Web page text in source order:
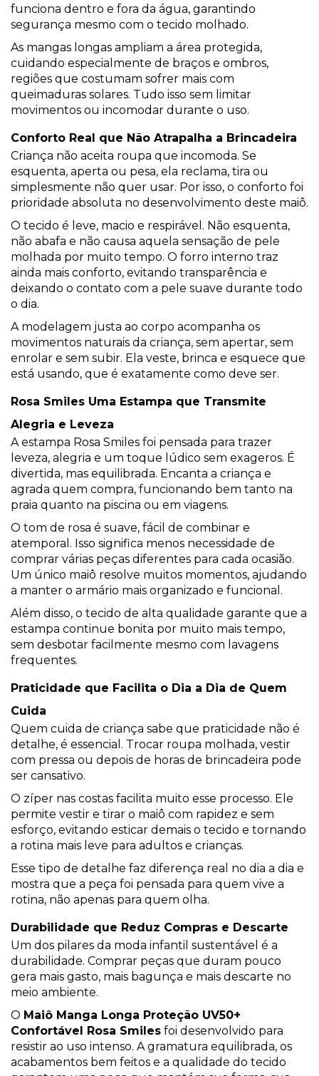
funciona dentro e fora da água, garantindo
segurança mesmo com o tecido molhado.
As mangas longas ampliam a área protegida,
cuidando especialmente de braços e ombros,
regiões que costumam sofrer mais com
queimaduras solares. Tudo isso sem limitar
movimentos ou incomodar durante o uso.
Conforto Real que Não Atrapalha a Brincadeira
Criança não aceita roupa que incomoda. Se
esquenta, aperta ou pesa, ela reclama, tira ou
simplesmente não quer usar. Por isso, o conforto foi
prioridade absoluta no desenvolvimento deste maiô.
O tecido é leve, macio e respirável. Não esquenta,
não abafa e não causa aquela sensação de pele
molhada por muito tempo. O forro interno traz
ainda mais conforto, evitando transparência e
deixando o contato com a pele suave durante todo
o dia.
A modelagem justa ao corpo acompanha os
movimentos naturais da criança, sem apertar, sem
enrolar e sem subir. Ela veste, brinca e esquece que
está usando, que é exatamente como deve ser.
Rosa Smiles Uma Estampa que Transmite
Alegria e Leveza
A estampa Rosa Smiles foi pensada para trazer
leveza, alegria e um toque lúdico sem exageros. É
divertida, mas equilibrada. Encanta a criança e
agrada quem compra, funcionando bem tanto na
praia quanto na piscina ou em viagens.
O tom de rosa é suave, fácil de combinar e
atemporal. Isso significa menos necessidade de
comprar várias peças diferentes para cada ocasião.
Um único maiô resolve muitos momentos, ajudando
a manter o armário mais organizado e funcional.
Além disso, o tecido de alta qualidade garante que a
estampa continue bonita por muito mais tempo,
sem desbotar facilmente mesmo com lavagens
frequentes.
Praticidade que Facilita o Dia a Dia de Quem
Cuida
Quem cuida de criança sabe que praticidade não é
detalhe, é essencial. Trocar roupa molhada, vestir
com pressa ou depois de horas de brincadeira pode
ser cansativo.
O zíper nas costas facilita muito esse processo. Ele
permite vestir e tirar o maiô com rapidez e sem
esforço, evitando esticar demais o tecido e tornando
a rotina mais leve para adultos e crianças.
Esse tipo de detalhe faz diferença real no dia a dia e
mostra que a peça foi pensada para quem vive a
rotina, não apenas para quem olha.
Durabilidade que Reduz Compras e Descarte
Um dos pilares da moda infantil sustentável é a
durabilidade. Comprar peças que duram pouco
gera mais gasto, mais bagunça e mais descarte no
meio ambiente.
O Maiô Manga Longa Proteção UV50+
Confortável Rosa Smiles foi desenvolvido para
resistir ao uso intenso. A gramatura equilibrada, os
acabamentos bem feitos e a qualidade do tecido